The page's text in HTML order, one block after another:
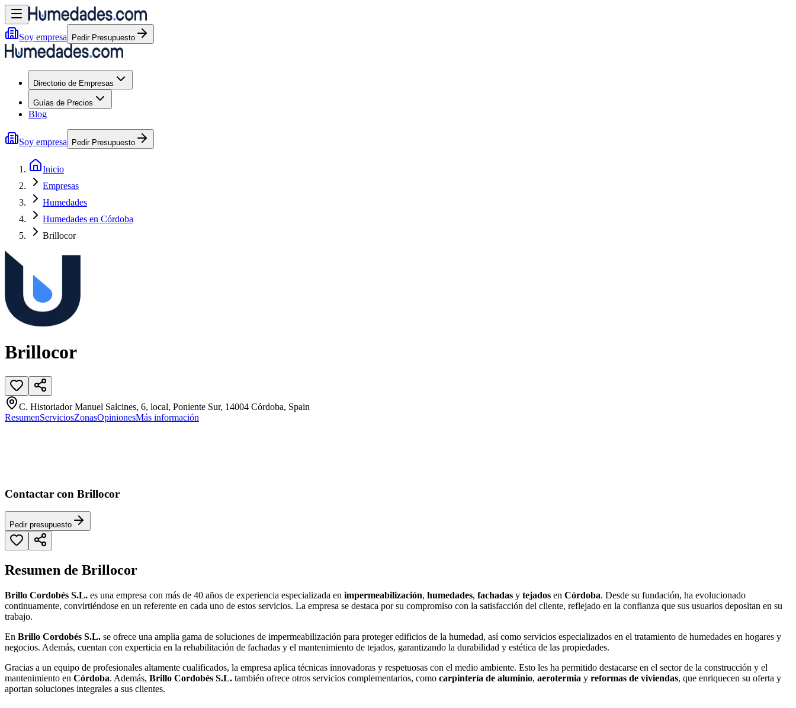
Soy empresa Pedir Presupuesto
Directorio de Empresas
Guías de Precios
Blog
Soy empresa Pedir Presupuesto
Inicio
Empresas
Humedades
Humedades en Córdoba
Brillocor
Brillocor
C. Historiador Manuel Salcines, 6, local, Poniente Sur, 14004 Córdoba, Spain
ResumenServiciosZonasOpinionesMás información
Contactar con Brillocor
Pedir presupuesto
Resumen de Brillocor
Brillo Cordobés S.L. es una empresa con más de 40 años de experiencia especializada en impermeabilización, humedades, fachadas y tejados en Córdoba. Desde su fundación, ha evolucionado
continuamente, convirtiéndose en un referente en cada uno de estos servicios. La empresa se destaca por su compromiso con la satisfacción del cliente, reflejado en la confianza que sus usuarios depositan en su
trabajo.
En Brillo Cordobés S.L. se ofrece una amplia gama de soluciones de impermeabilización para proteger edificios de la humedad, así como servicios especializados en el tratamiento de humedades en hogares y
negocios. Además, cuentan con experticia en la rehabilitación de fachadas y el mantenimiento de tejados, garantizando la durabilidad y estética de las propiedades.
Gracias a un equipo de profesionales altamente cualificados, la empresa aplica técnicas innovadoras y respetuosas con el medio ambiente. Esto les ha permitido destacarse en el sector de la construcción y el
mantenimiento en Córdoba. Además, Brillo Cordobés S.L. también ofrece otros servicios complementarios, como carpintería de aluminio, aerotermia y reformas de viviendas, que enriquecen su oferta y
aportan soluciones integrales a sus clientes.